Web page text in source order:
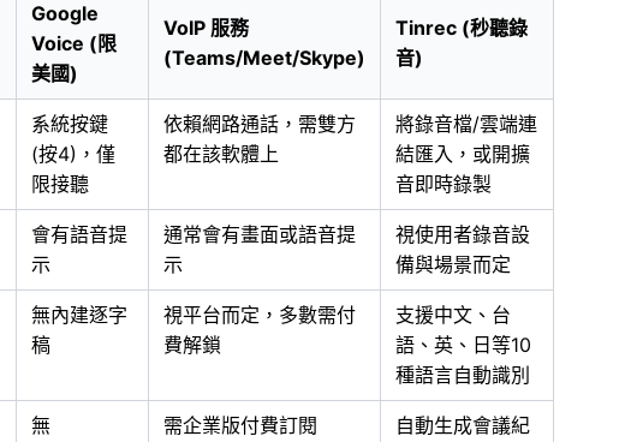
Google
Voice (限
美國)
VoIP 服務
(Teams/Meet/Skype)
Tinrec (秒聽錄
音)
系統按鍵
(按4)，僅
限接聽
依賴網路通話，需雙方
都在該軟體上
將錄音檔/雲端連
結匯入，或開擴
音即時錄製
會有語音提
示
通常會有畫面或語音提
示
視使用者錄音設
備與場景而定
無內建逐字
稿
視平台而定，多數需付
費解鎖
支援中文、台
語、英、日等10
種語言自動識別
無 需企業版付費訂閱
自動生成會議紀